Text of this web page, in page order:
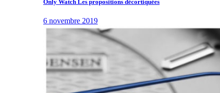
Only Watch Les propositions décortiquées
6 novembre 2019